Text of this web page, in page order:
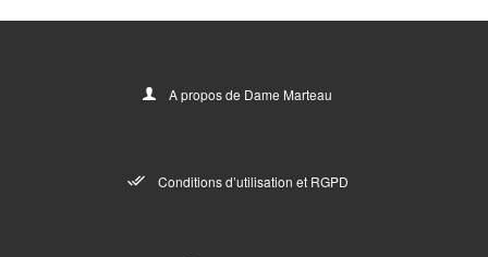
A propos de Dame Marteau
Conditions d’utilisation et RGPD